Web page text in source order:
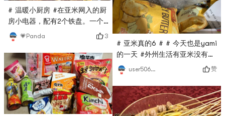
# 温暖小厨房 #在亚米网入的厨
房小电器，配有2个铁盘。一个
专门做章鱼烧用，一个可用来做
烧烤用！两种铁盘都试过了很喜
欢💕冬天就要吃热乎乎的烧烤热
乎乎的章鱼🐙小丸子🍡！ 非要
说缺点的话就是它不能调温度😯
另外还买了热乎乎的江中猴姑米
稀！也是大爱之一，大冬天必备
单品🤤# 提升幸福感电器 # #
💗Panda 3
# 亚米真的6 # # 今天也是yami
的一天 #外州生活有亚米没有那
么枯燥，希望亚米不要经常缺货
user5066012695 赞